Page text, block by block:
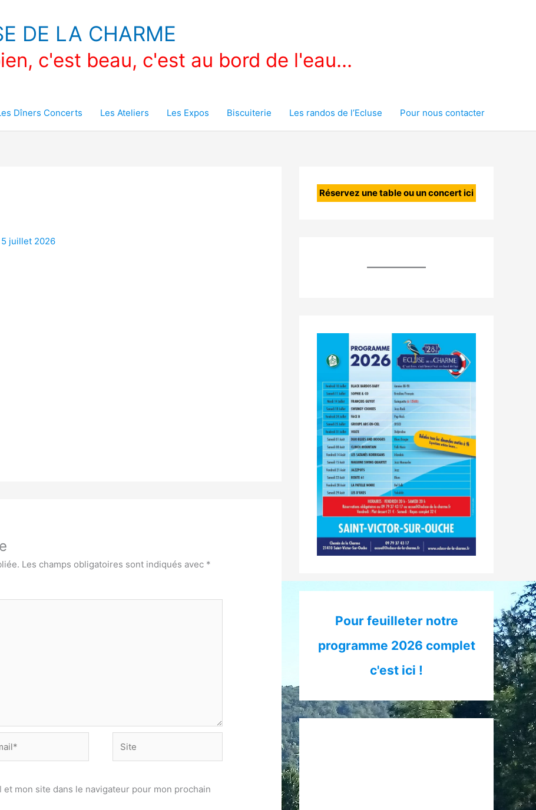
DE LA CHARME
c'est beau, c'est au bord de l'eau...
Dîners Concerts Les Ateliers Les Expos Biscuiterie Les randos de l’Ecluse Pour nous contacter
5 juillet 2026
Les champs obligatoires sont indiqués avec *
mon site dans le navigateur pour mon prochain
Réservez une table ou un concert ici
Pour feuilleter notre
programme 2026 complet
c'est ici !